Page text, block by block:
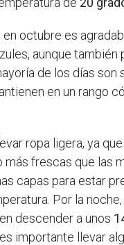
octubre es
aunque también
de los días son
en un rango
ropa ligera, ya
frescas que las
capas para estar
Por la noche,
descender a unos
importante llevar